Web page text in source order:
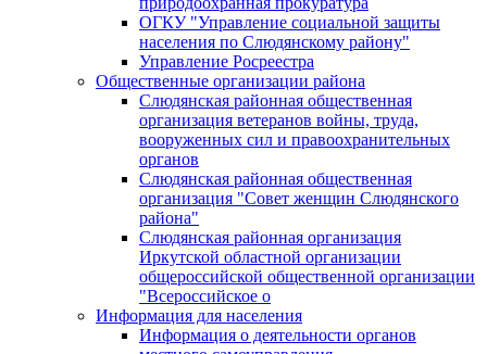
ОГКУ "Управление социальной защиты
населения по Слюдянскому району"
Управление Росреестра
Общественные организации района
Слюдянская районная общественная
организация ветеранов войны, труда,
вооруженных сил и правоохранительных
органов
Слюдянская районная общественная
организация "Совет женщин Слюдянского
района"
Слюдянская районная организация
Иркутской областной организации
общероссийской общественной организации
"Всероссийское о
Информация для населения
Информация о деятельности органов